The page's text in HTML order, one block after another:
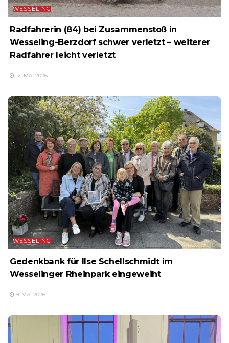
WESSELING
Radfahrerin (84) bei Zusammenstoß in
Wesseling-Berzdorf schwer verletzt – weiterer
Radfahrer leicht verletzt
12. MAI 2026
WESSELING
Gedenkbank für Ilse Schellschmidt im
Wesselinger Rheinpark eingeweiht
9. MAI 2026